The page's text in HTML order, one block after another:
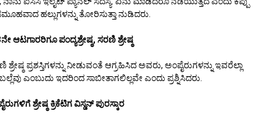
ಹಲ್ಲುಗಳನ್ನು ತೋರಿಸುತ್ತಾ ನುಡಿದರು.
ಆಟಗಾರರಿಗೂ ಪಂದ್ಯಶ್ರೇಷ್ಠ, ಸರಣಿ ಶ್ರೇಷ್ಠ
ಪ್ರಶಸ್ತಿಗಳನ್ನು ನೀಡುವಂತೆ ಆಗ್ರಹಿಸಿದ ಅವರು, ಅಂಪೈರುಗಳನ್ನು ಇವರೆಲ್ಲಾ
ಎಂಬುದು ಇದರಿಂದ ಸಾಬೀತಾಗಲಿಲ್ಲವೇ ಎಂದು ಪ್ರಶ್ನಿಸಿದರು.
ಶ್ರೇಷ್ಠ ಕ್ರಿಕೆಟಿಗ ವಿಸ್ಡನ್ ಪುರಸ್ಕಾರ